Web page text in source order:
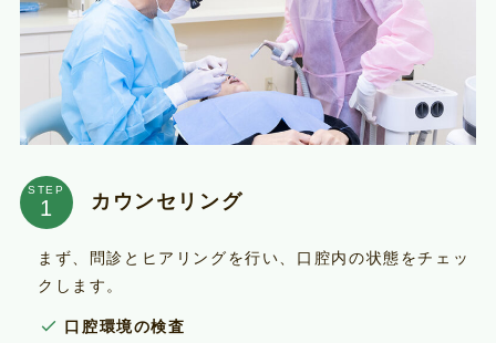
STEP
カウンセリング
まず、問診とヒアリングを行い、口腔内の状態をチェッ
クします。
口腔環境の検査